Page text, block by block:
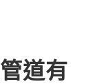
道有